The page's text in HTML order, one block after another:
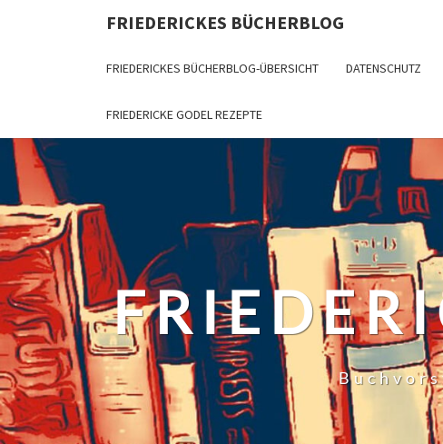
FRIEDERICKES BÜCHERBLOG
FRIEDERICKES BÜCHERBLOG-ÜBERSICHT DATENSCHUTZ
FRIEDERICKE GODEL REZEPTE